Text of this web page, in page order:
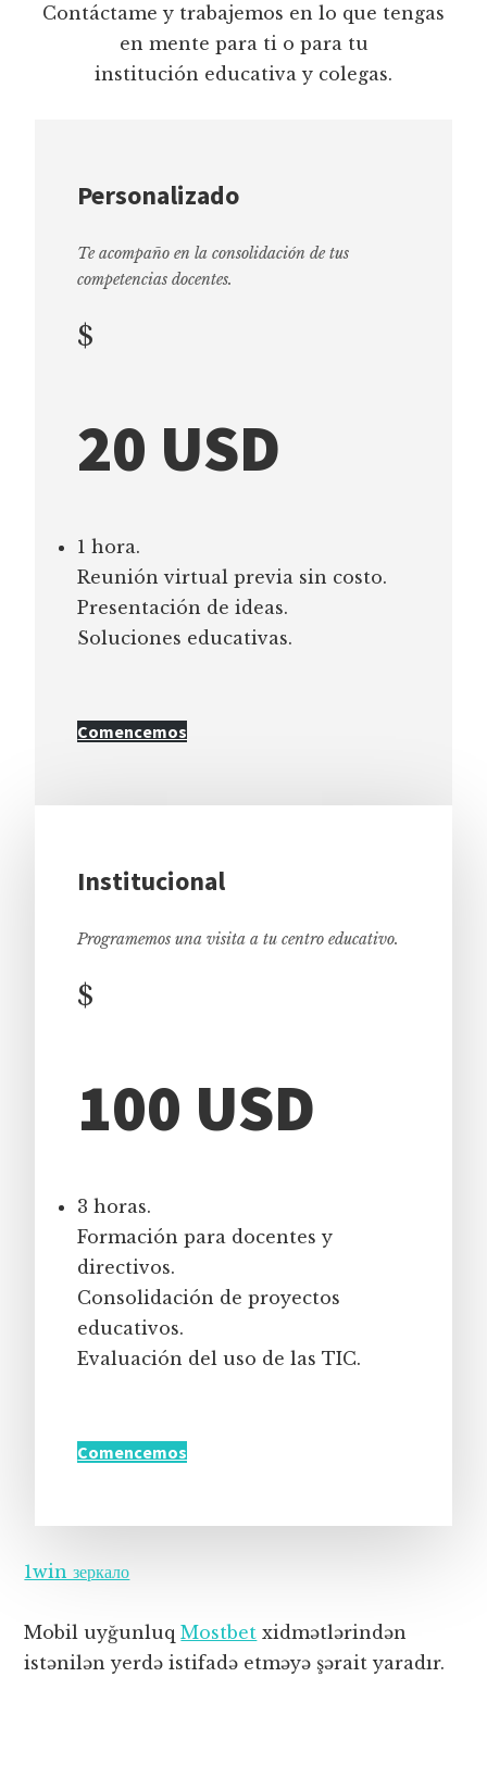
Contáctame y trabajemos en lo que tengas
en mente para ti o para tu
institución educativa y colegas.
Personalizado
Te acompaño en la consolidación de tus
competencias docentes.
$
20 USD
1 hora.
Reunión virtual previa sin costo.
Presentación de ideas.
Soluciones educativas.
Comencemos
Institucional
Programemos una visita a tu centro educativo.
$
100 USD
3 horas.
Formación para docentes y
directivos.
Consolidación de proyectos
educativos.
Evaluación del uso de las TIC.
Comencemos
1win зеркало
Mobil uyğunluqMostbet xidmətlərindən
istənilən yerdə istifadə etməyə şərait yaradır.